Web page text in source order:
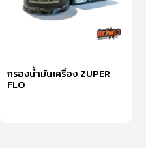
กรองน้ำมันเครื่อง ZUPER
FLO